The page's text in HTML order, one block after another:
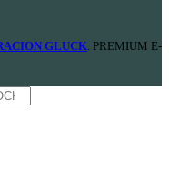
GLUCK . PREMIUM E-